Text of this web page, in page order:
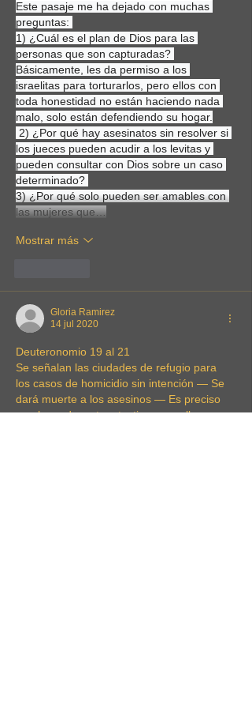
Este pasaje me ha dejado con muchas
preguntas:
1) ¿Cuál es el plan de Dios para las
personas que son capturadas?
Básicamente, les da permiso a los
israelitas para torturarlos, pero ellos con
toda honestidad no están haciendo nada
malo, solo están defendiendo su hogar.
los jueces pueden acudir a los levitas y
pueden consultar con Dios sobre un caso
determinado?
3) ¿Por qué solo pueden ser amables con
las mujeres que…
Mostrar más
Gloria Ramirez
14 jul 2020
Deuteronomio 19 al 21
Se señalan las ciudades de refugio para
los casos de homicidio sin intención — Se
dará muerte a los asesinos — Es preciso
que haya dos o tres testigos para llevar a